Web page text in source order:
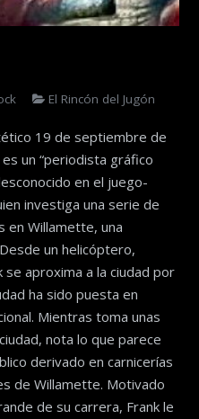
El Rincón del Jugón
19 de septiembre de
un “periodista gráfico
en el juego-
investiga una serie de
en Willamette, una
un helicóptero,
aproxima a la ciudad por
ha sido puesta en
Mientras toma unas
nota lo que parece
derivado en carnicerías
de Willamette. Motivado
de su carrera, Frank le